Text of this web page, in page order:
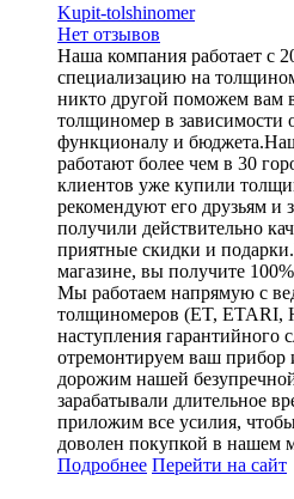
Kupit-tolshinomer
Нет отзывов
Наша компания работает с
специализацию на
никто другой поможем вам
толщиномер в зависимости
функционалу и
работают более чем в 30
клиентов уже купили
рекомендуют его друзьям и
получили действительно
приятные скидки и
магазине, вы получите
Мы работаем напрямую с
толщиномеров (ET, ETARI,
наступления гарантийного
отремонтируем ваш
дорожим нашей
зарабатывали длительное
приложим все усилия,
доволен покупкой в нашем
Подробнее Перейти на сайт